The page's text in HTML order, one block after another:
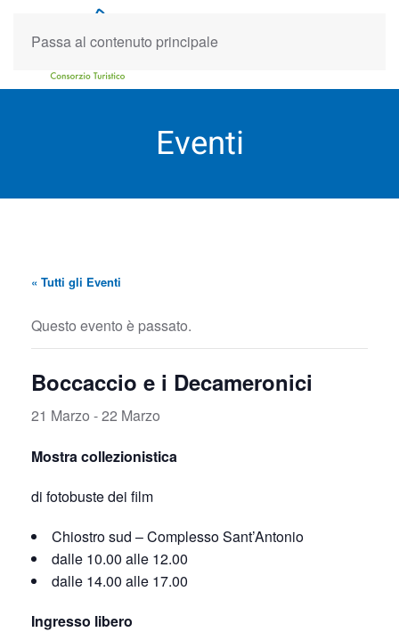
Passa al contenuto principale
Eventi
« Tutti gli Eventi
Questo evento è passato.
Boccaccio e i Decameronici
21 Marzo -22 Marzo
Mostra collezionistica
di fotobuste dei film
Chiostro sud – Complesso Sant’Antonio
dalle 10.00 alle 12.00
dalle 14.00 alle 17.00
Ingresso libero